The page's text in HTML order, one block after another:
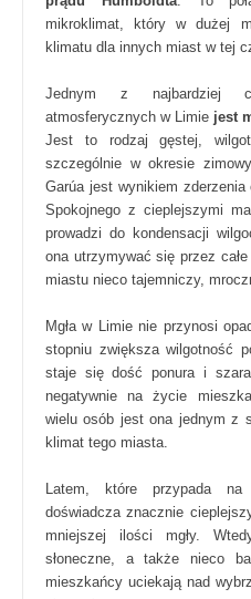
mikroklimat, który w dużej
klimatu dla innych miast w tej
Jednym z najbardziej
atmosferycznych w Limie jest
Jest to rodzaj gęstej,
szczególnie w okresie
Garúa jest wynikiem zderzenia
Spokojnego z cieplejszymi
prowadzi do kondensacji
ona utrzymywać się przez
miastu nieco tajemniczy,
Mgła w Limie nie przynosi
stopniu zwiększa wilgotność
staje się dość ponura i
negatywnie na życie
wielu osób jest ona jednym z
klimat tego miasta.
Latem, które przypada
doświadcza znacznie
mniejszej ilości mgły.
słoneczne, a także nieco
mieszkańcy uciekają nad